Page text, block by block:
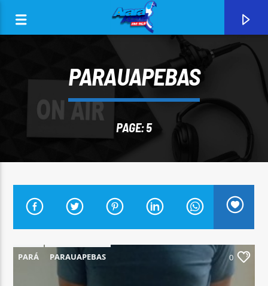
ARARA AZUL FM 96,9
PARAUAPEBAS
PAGE: 5
PARÁ PARAUAPEBAS 0